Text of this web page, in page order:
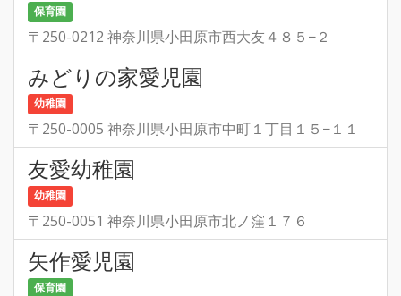
保育園
〒250-0212 神奈川県小田原市西大友４８５−２
みどりの家愛児園
幼稚園
〒250-0005 神奈川県小田原市中町１丁目１５−１１
友愛幼稚園
幼稚園
〒250-0051 神奈川県小田原市北ノ窪１７６
矢作愛児園
保育園